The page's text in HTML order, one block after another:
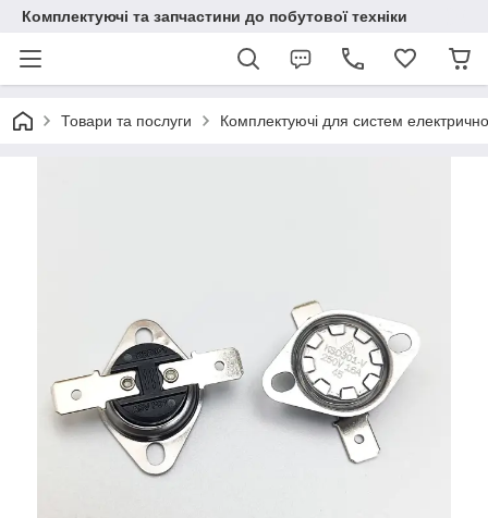
Комплектуючі та запчастини до побутової техніки
Товари та послуги Комплектуючі для систем